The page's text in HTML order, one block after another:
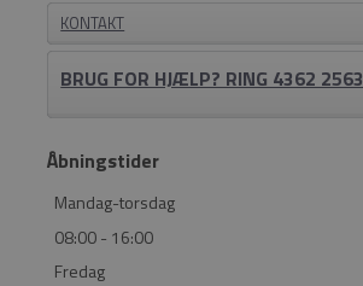
KONTAKT
BRUG FOR HJÆLP? RING 4362 2563
Åbningstider
Mandag-torsdag
08:00 - 16:00
Fredag